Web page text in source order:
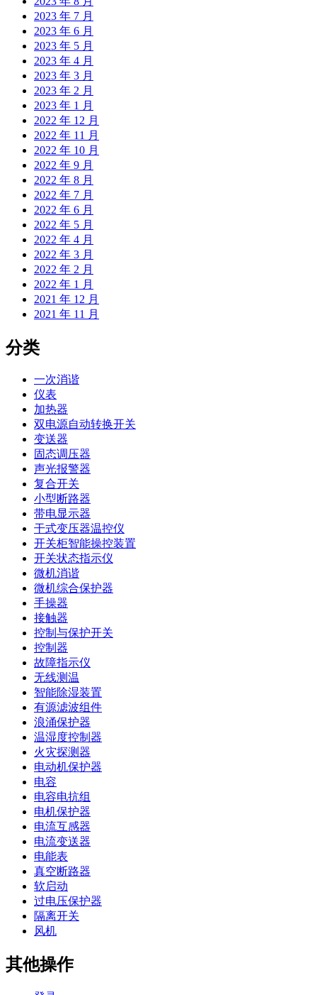
2023 年 7 月
2023 年 6 月
2023 年 5 月
2023 年 4 月
2023 年 3 月
2023 年 2 月
2023 年 1 月
2022 年 12 月
2022 年 11 月
2022 年 10 月
2022 年 9 月
2022 年 8 月
2022 年 7 月
2022 年 6 月
2022 年 5 月
2022 年 4 月
2022 年 3 月
2022 年 2 月
2022 年 1 月
2021 年 12 月
2021 年 11 月
分类
一次消谐
仪表
加热器
双电源自动转换开关
变送器
固态调压器
声光报警器
复合开关
小型断路器
带电显示器
干式变压器温控仪
开关柜智能操控装置
开关状态指示仪
微机消谐
微机综合保护器
手操器
接触器
控制与保护开关
控制器
故障指示仪
无线测温
智能除湿装置
有源滤波组件
浪涌保护器
温湿度控制器
火灾探测器
电动机保护器
电容
电容电抗组
电机保护器
电流互感器
电流变送器
电能表
真空断路器
软启动
过电压保护器
隔离开关
风机
其他操作